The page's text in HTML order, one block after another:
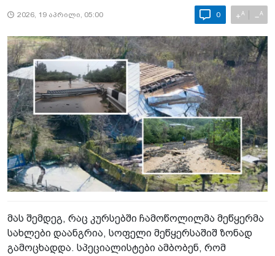
2026, 19 აპრილი, 05:00 0 +A −A
მას შემდეგ, რაც კურსებში ჩამოწოლილმა მეწყერმა
სახლები დაანგრია, სოფელი მეწყერსაშიშ ზონად
გამოცხადდა. სპეციალისტები ამბობენ, რომ